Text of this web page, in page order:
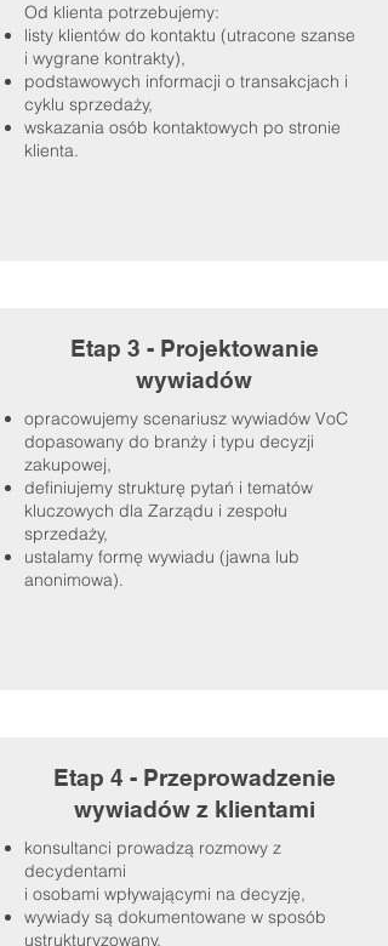
Od klienta potrzebujemy:
listy klientów do kontaktu (utracone szanse
i wygrane kontrakty),
podstawowych informacji o transakcjach i
cyklu sprzedaży,
wskazania osób kontaktowych po stronie
klienta.
Etap 3 - Projektowanie
wywiadów
opracowujemy scenariusz wywiadów VoC
dopasowany do branży i typu decyzji
zakupowej,
definiujemy strukturę pytań i tematów
kluczowych dla Zarządu i zespołu
sprzedaży,
ustalamy formę wywiadu (jawna lub
anonimowa).
Etap 4 - Przeprowadzenie
wywiadów z klientami
konsultanci prowadzą rozmowy z
decydentami
i osobami wpływającymi na decyzję,
wywiady są dokumentowane w sposób
ustrukturyzowany,